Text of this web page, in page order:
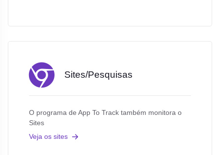
Sites/Pesquisas
O programa de App To Track também monitora o
Sites
Veja os sites